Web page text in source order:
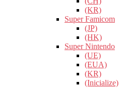
(KR)
Super Famicom
(JP)
(HK)
Super Nintendo
(UE)
(EUA)
(KR)
(Inicialize)